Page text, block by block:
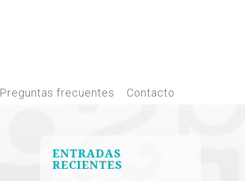
Preguntas frecuentes Contacto
ENTRADAS
RECIENTES